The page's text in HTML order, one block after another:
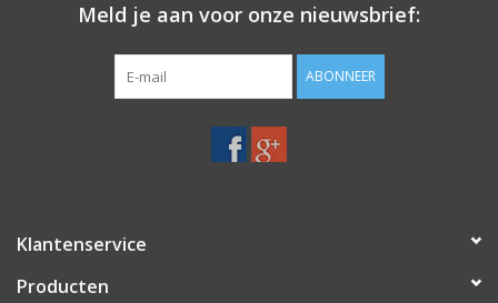
Meld je aan voor onze nieuwsbrief:
ABONNEER
Klantenservice
Producten